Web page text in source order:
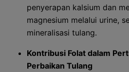
penyerapan kalsium dan
magnesium melalui urine,
mineralisasi tulang.
Kontribusi Folat dalam
Perbaikan Tulang